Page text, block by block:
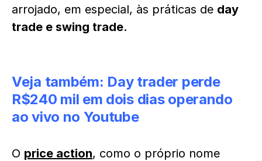
arrojado, em especial, às práticas de day
trade e swing trade.
Veja também: Day trader perde
R$240 mil em dois dias operando
ao vivo no Youtube
O price action, como o próprio nome